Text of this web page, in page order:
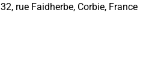
32, rue Faidherbe, Corbie, France